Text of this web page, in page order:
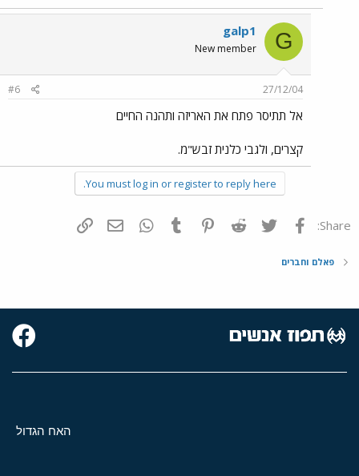
G
galp1
New member
27/12/04
#6
אל תתיסר פתח את האריזה ותהנה החיים
קצרים, ולגבי כלנית זבש"מ.
You must log in or register to reply here.
Share: פייסבוק Twitter
Reddit
Pinterest
Tumblr
WhatsAppדואר אלקטרוני
פאלם וחברים
האח הגדול